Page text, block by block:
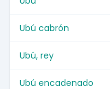
Ubú cabrón
Ubú, rey
Ubú encadenado